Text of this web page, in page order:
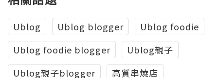
Ublog Ublog blogger
Ublog foodie
Ublog foodie blogger
Ublog親子
Ublog親子blogger
高質串燒店